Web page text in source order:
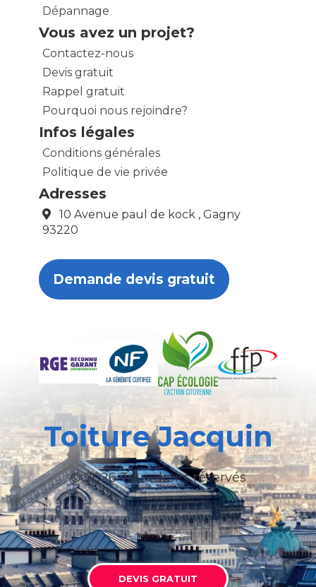
Dépannage
Vous avez un projet?
Contactez-nous
Devis gratuit
Rappel gratuit
Pourquoi nous rejoindre?
Infos légales
Conditions générales
Politique de vie privée
Adresses
10 Avenue paul de kock , Gagny
93220
Demande devis gratuit
Toiture Jacquin
© 2026 Tous droits réservés
DEVIS GRATUIT